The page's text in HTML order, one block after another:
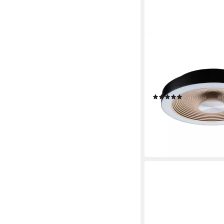
470lm / 1650lm
LED fest integriert,
Dimmer
(2)
ab 75,21 € UVP99,99 €